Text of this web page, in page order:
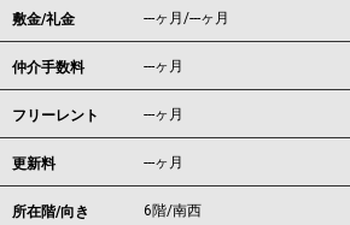
敷金/礼金 ---ヶ月/---ヶ月
仲介手数料 ---ヶ月
フリーレント ---ヶ月
更新料 ---ヶ月
所在階/向き 6階/南西